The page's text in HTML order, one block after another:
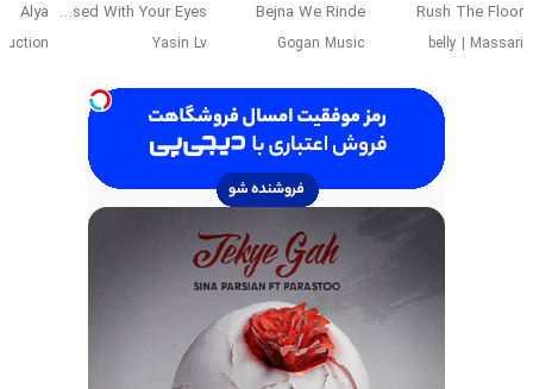
Rush The Floor
belly | Massari
Bejna We Rinde
Gogan Music
Obsessed With Your Eyes
Yasin Lv
Alya